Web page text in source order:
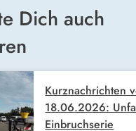
Dich auch
Kurznachrichten
18.06.2026:
Einbruchserie